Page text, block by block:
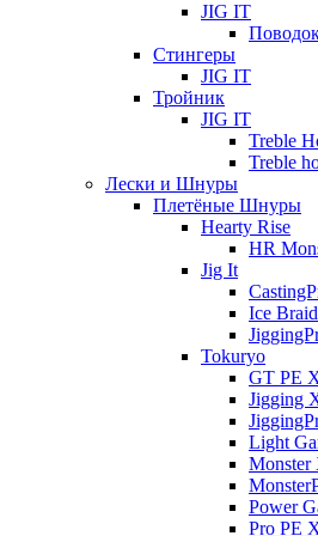
JIG IT
Стингеры
JIG IT
Тройник
JIG IT
Treble
Treble
Лески и Шнуры
Плетёные Шнуры
Hearty Rise
HR
Jig It
Ice
Tokuryo
GT PE
Jigging
Light
Monster
Power
Pro PE